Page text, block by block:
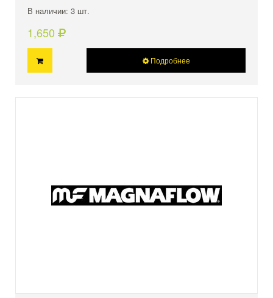
В наличии: 3 шт.
1,650
Подробнее